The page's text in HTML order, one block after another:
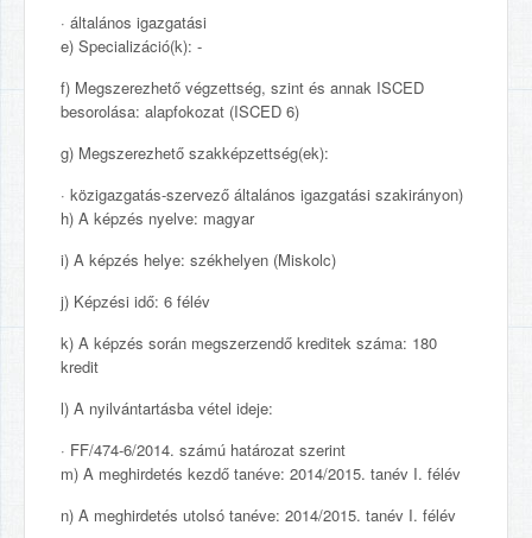
· általános igazgatási
e) Specializáció(k): -
f) Megszerezhető végzettség, szint és annak ISCED
besorolása: alapfokozat (ISCED 6)
g) Megszerezhető szakképzettség(ek):
· közigazgatás-szervező általános igazgatási szakirányon)
h) A képzés nyelve: magyar
i) A képzés helye: székhelyen (Miskolc)
j) Képzési idő: 6 félév
k) A képzés során megszerzendő kreditek száma: 180
kredit
l) A nyilvántartásba vétel ideje:
· FF/474-6/2014. számú határozat szerint
m) A meghirdetés kezdő tanéve: 2014/2015. tanév I. félév
n) A meghirdetés utolsó tanéve: 2014/2015. tanév I. félév